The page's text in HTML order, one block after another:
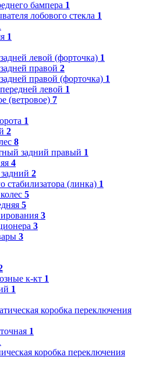
бампера 1
лобового стекла 1
1
левой (форточка) 1
правой 2
правой (форточка) 1
левой 1
(ветровое) 7
1
2
8
задний правый 1
4
2
стабилизатора (линка) 1
5
5
3
3
3
к-кт 1
1
коробка переключения
1
коробка переключения